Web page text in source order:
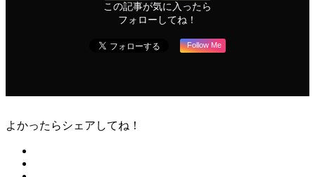
この記事が気に入ったら
フォローしてね！
Follow Me
よかったらシェアしてね！